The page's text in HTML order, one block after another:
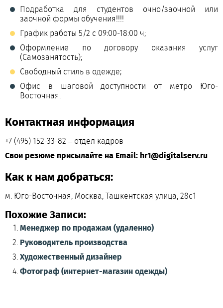
Подработка для студентов очно/заочной или
заочной формы обучения!!!!
График работы 5/2 с 09:00-18:00 ч;
Оформление по договору оказания услуг
(Самозанятость);
Свободный стиль в одежде;
Офис в шаговой доступности от метро Юго-
Восточная.
Контактная информация
+7 (495) 152-33-82 – отдел кадров
Свои резюме присылайте на Email: hr1@digitalserv.ru
Как к нам добраться:
м. Юго-Восточная, Москва, Ташкентская улица, 28с1
Похожие Записи:
Менеджер по продажам (удаленно)
Руководитель производства
Художественный дизайнер
Фотограф (интернет-магазин одежды)